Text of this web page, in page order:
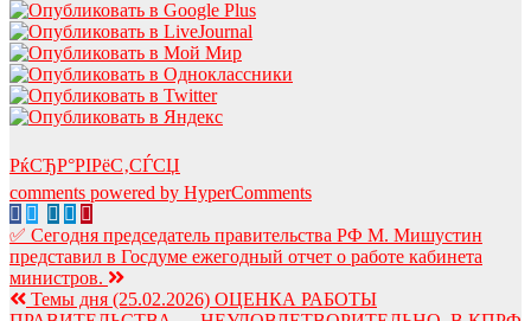
РќСЂР°РІРёС‚СЃСЏ
comments powered by HyperComments
Навигация
по
записям
✅ Сегодня председатель правительства РФ М. Мишустин
представил в Госдуме ежегодный отчет о работе кабинета
министров.
Темы дня (25.02.2026) ОЦЕНКА РАБОТЫ